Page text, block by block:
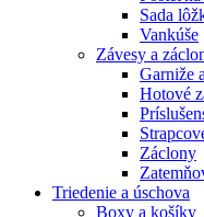
Sada
Vankúše
Závesy a
Garniže
Hotové
Záclony
Triedenie a úschova
Boxy a košíky